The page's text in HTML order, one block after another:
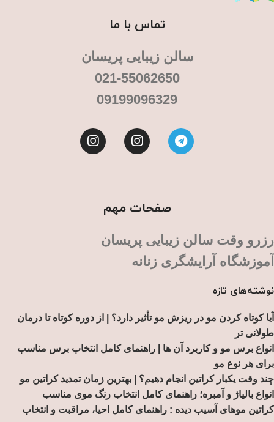
تماس با ما
سالن زیبایی پریسان
021-55062650
09199096329
صفحات مهم
رزرو وقت سالن زیبایی پریسان
آموزشگاه آرایشگری زنانه
نوشته‌های تازه
آیا کوتاه کردن مو در ریزش مو تأثیر دارد؟ | از دوره کوتاه تا درمان
طولانی تر
انواع برس مو و کاربرد آن ها | راهنمای کامل انتخاب برس مناسب
برای هر نوع مو
چند وقت یکبار کراتین انجام دهیم؟ | بهترین زمان تمدید کراتین مو
انواع بالیاژ و آمبره؛ راهنمای کامل انتخاب رنگ موی مناسب
کراتین موهای آسیب دیده : راهنمای کامل احیا، مراقبت و انتخاب